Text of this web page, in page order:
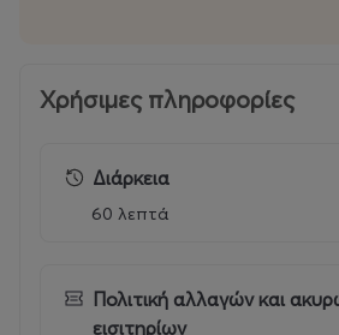
Χρήσιμες πληροφορίες
Διάρκεια
60 λεπτά
Πολιτική αλλαγών και
εισιτηρίων